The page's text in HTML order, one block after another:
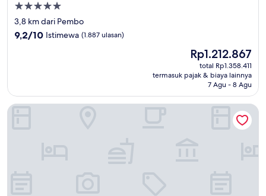
Properti
bintang
5.0
3,8 km dari Pembo
9.2
9,2/10 Istimewa (1.887 ulasan)
Harga
sekarang
Rp1.212.867
Rp1.212.867
total Rp1.358.411
termasuk pajak & biaya lainnya
7 Agu - 8 Agu
F1 Hotel Manila